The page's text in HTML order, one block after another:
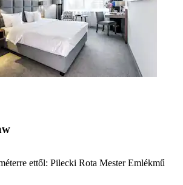
ettől: Pilecki Rota Mester Emlékmű